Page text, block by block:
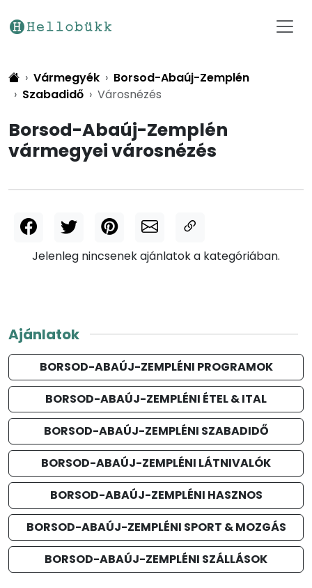
Vármegyék
Borsod-Abaúj-Zemplén
Szabadidő
Városnézés
Borsod-Abaúj-Zemplén
vármegyei városnézés
Jelenleg nincsenek ajánlatok a kategóriában.
Ajánlatok
BORSOD-ABAÚJ-ZEMPLÉNI PROGRAMOK
BORSOD-ABAÚJ-ZEMPLÉNI ÉTEL & ITAL
BORSOD-ABAÚJ-ZEMPLÉNI SZABADIDŐ
BORSOD-ABAÚJ-ZEMPLÉNI LÁTNIVALÓK
BORSOD-ABAÚJ-ZEMPLÉNI HASZNOS
BORSOD-ABAÚJ-ZEMPLÉNI SPORT & MOZGÁS
BORSOD-ABAÚJ-ZEMPLÉNI SZÁLLÁSOK